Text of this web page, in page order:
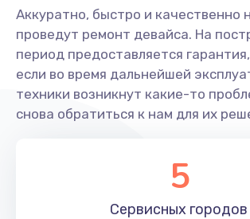
Заказать
Замена HDD (замена
500 руб.
Заказать
450 руб.
Аккуратно, быстро и качественно
проведут ремонт девайса. На
период предоставляется
если во время дальнейшей
техники возникнут какие-то
снова обратиться к нам для их
5
Сервисных городов